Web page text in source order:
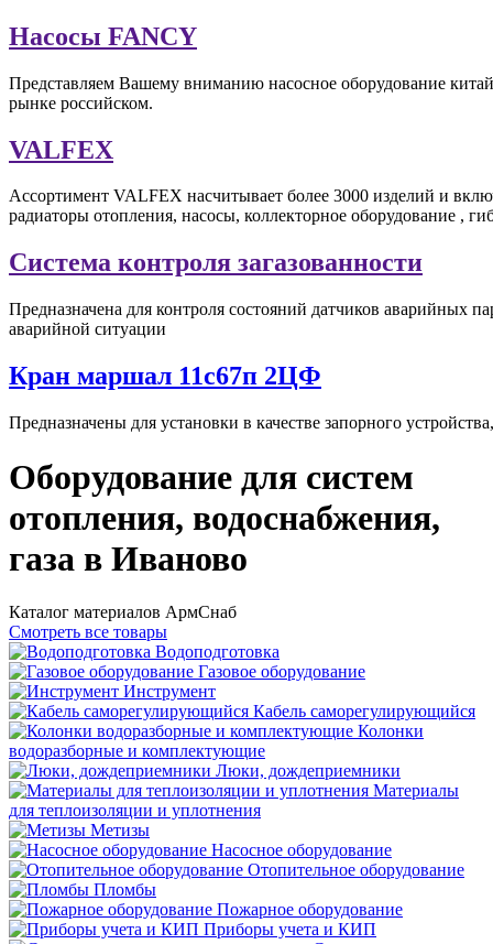
Насосы FANCY
Представляем Вашему вниманию насосное оборудование
рынке российском.
VALFEX
Ассортимент VALFEX насчитывает более 3000 изделий и
радиаторы отопления, насосы, коллекторное оборудование ,
Система контроля загазованности
Предназначена для контроля состояний датчиков аварийных
аварийной ситуации
Кран маршал 11с67п 2ЦФ
Предназначены для установки в качестве запорного
Оборудование для систем
отопления, водоснабжения,
газа в Иваново
Каталог материалов АрмСнаб
Смотреть все товары
Водоподготовка
Газовое оборудование
Инструмент
Кабель саморегулирующийся
Колонки
водоразборные и комплектующие
Люки, дождеприемники
Материалы
для теплоизоляции и уплотнения
Метизы
Насосное оборудование
Отопительное оборудование
Пломбы
Пожарное оборудование
Приборы учета и КИП